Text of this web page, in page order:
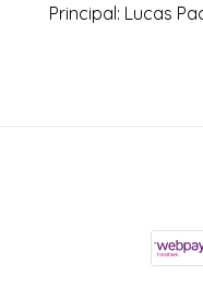
Principal: Lucas